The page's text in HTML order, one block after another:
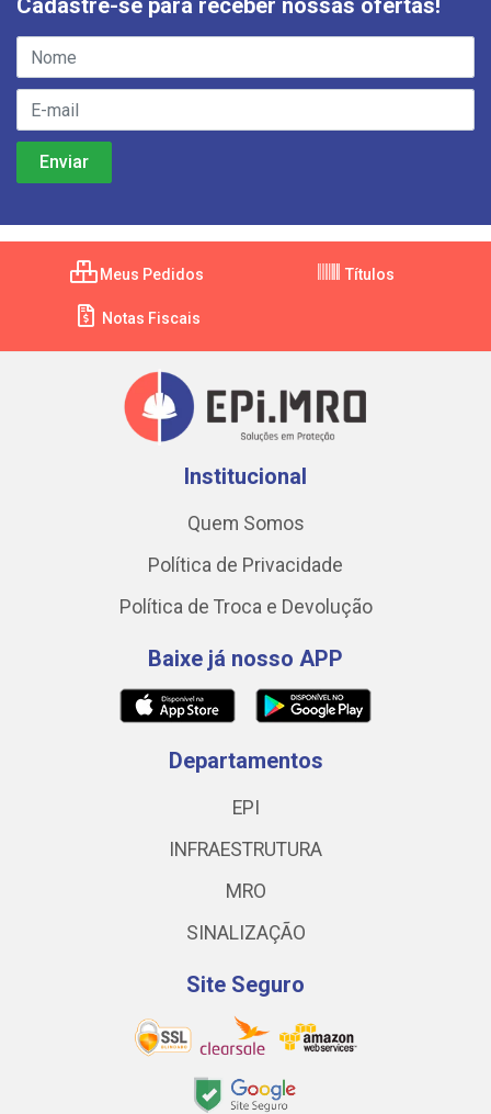
Cadastre-se para receber nossas ofertas!
Meus Pedidos Títulos
Notas Fiscais
Institucional
Quem Somos
Política de Privacidade
Política de Troca e Devolução
Baixe já nosso APP
Departamentos
EPI
INFRAESTRUTURA
MRO
SINALIZAÇÃO
Site Seguro